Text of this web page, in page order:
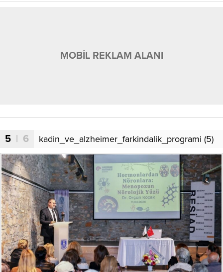
MOBİL REKLAM ALANI
5 | 6 kadin_ve_alzheimer_farkindalik_programi (5)